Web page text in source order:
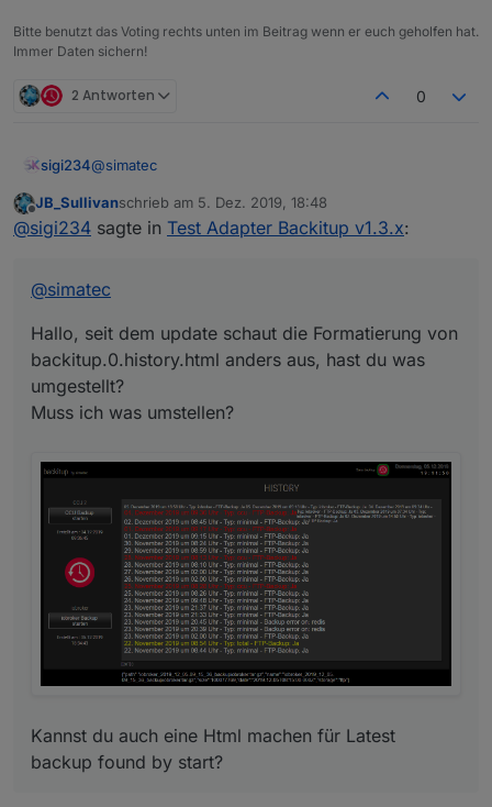
Bitte benutzt das Voting rechts unten im Beitrag wenn er euch geholfen hat.
Immer Daten sichern!
2 Antworten 0
sigi234@simatec
Hallo, seit dem update schaut die Formatierung von
backitup.0.history.html anders aus, hast du was
Kannst du auch eine Html machen für Latest backup
Offline
JB_Sullivanschrieb am 5. Dez. 2019, 18:48
zuletzt editiert von
@sigi234 sagte in Test Adapter Backitup v1.3.x:
@simatec
Hallo, seit dem update schaut die Formatierung von
backitup.0.history.html anders aus, hast du was
umgestellt?
Muss ich was umstellen?
Kannst du auch eine Html machen für Latest
backup found by start?